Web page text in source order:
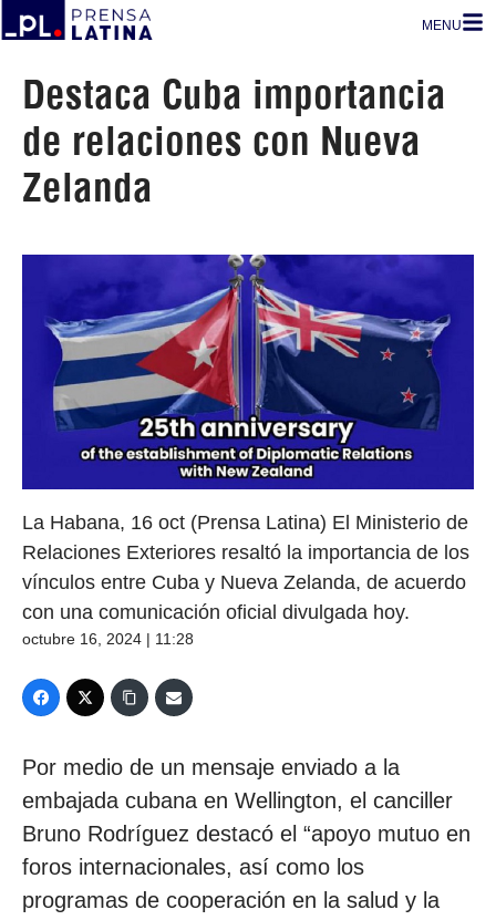
MENU
Destaca Cuba importancia
de relaciones con Nueva
Zelanda
La Habana, 16 oct (Prensa Latina) El Ministerio de
Relaciones Exteriores resaltó la importancia de los
vínculos entre Cuba y Nueva Zelanda, de acuerdo
con una comunicación oficial divulgada hoy.
octubre 16, 2024 | 11:28
Por medio de un mensaje enviado a la
embajada cubana en Wellington, el canciller
Bruno Rodríguez destacó el “apoyo mutuo en
foros internacionales, así como los
programas de cooperación en la salud y la